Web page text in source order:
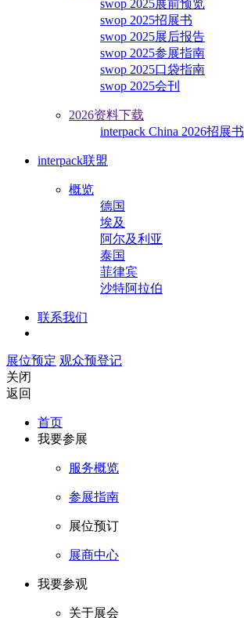
swop 2025展前预览
swop 2025招展书
swop 2025展后报告
swop 2025参展指南
swop 2025口袋指南
swop 2025会刊
2026资料下载
interpack China 2026招展书
interpack联盟
概览
德国
埃及
阿尔及利亚
泰国
菲律宾
沙特阿拉伯
联系我们
展位预定 观众预登记
关闭
返回
首页
我要参展
服务概览
参展指南
展位预订
展商中心
我要参观
关于展会